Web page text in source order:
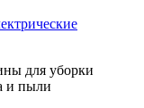
для уборки
и пыли